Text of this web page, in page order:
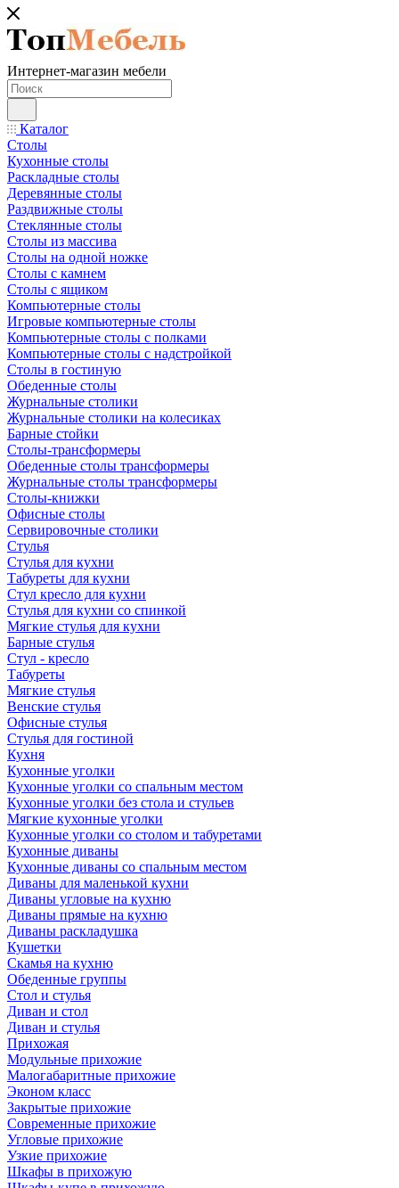
Интернет-магазин мебели
Каталог
Столы
Кухонные столы
Раскладные столы
Деревянные столы
Раздвижные столы
Стеклянные столы
Столы из массива
Столы на одной ножке
Столы с камнем
Столы с ящиком
Компьютерные столы
Игровые компьютерные столы
Компьютерные столы с полками
Компьютерные столы с надстройкой
Столы в гостиную
Обеденные столы
Журнальные столики
Журнальные столики на колесиках
Барные стойки
Столы-трансформеры
Обеденные столы трансформеры
Журнальные столы трансформеры
Столы-книжки
Офисные столы
Сервировочные столики
Стулья
Стулья для кухни
Табуреты для кухни
Стул кресло для кухни
Стулья для кухни со спинкой
Мягкие стулья для кухни
Барные стулья
Стул - кресло
Табуреты
Мягкие стулья
Венские стулья
Офисные стулья
Стулья для гостиной
Кухня
Кухонные уголки
Кухонные уголки со спальным местом
Кухонные уголки без стола и стульев
Мягкие кухонные уголки
Кухонные уголки со столом и табуретами
Кухонные диваны
Кухонные диваны со спальным местом
Диваны для маленькой кухни
Диваны угловые на кухню
Диваны прямые на кухню
Диваны раскладушка
Кушетки
Скамья на кухню
Обеденные группы
Стол и стулья
Диван и стол
Диван и стулья
Прихожая
Модульные прихожие
Малогабаритные прихожие
Эконом класс
Закрытые прихожие
Современные прихожие
Угловые прихожие
Узкие прихожие
Шкафы в прихожую